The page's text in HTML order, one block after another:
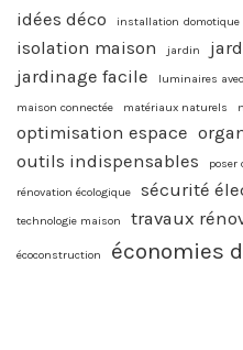
idées déco installation domotique
isolation maison jardin
jardinage facile
luminaires
maison connectée matériaux naturels
optimisation espace
outils indispensables
poser
rénovation écologique
sécurité
technologie maison
travaux
écoconstruction économies